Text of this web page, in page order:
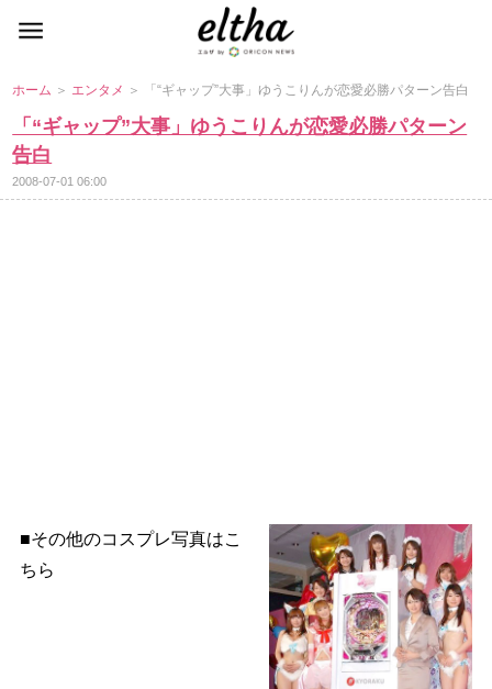
ホーム ＞ エンタメ ＞ 「“ギャップ”大事」ゆうこりんが恋愛必勝パターン告白
「“ギャップ”大事」ゆうこりんが恋愛必勝パターン
告白
2008-07-01 06:00
■その他のコスプレ写真はこ
ちら